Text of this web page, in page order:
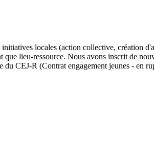
locales (action collective, création
lieu-ressource. Nous avons inscrit de
CEJ-R (Contrat engagement jeunes - en